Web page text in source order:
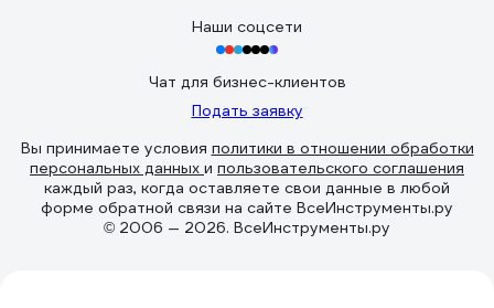
Наши соцсети
Чат для бизнес-клиентов
Подать заявку
Вы принимаете условия политики в отношении обработки
персональных данных и пользовательского соглашения
каждый раз, когда оставляете свои данные в любой
форме обратной связи на сайте ВсеИнструменты.ру
© 2006 — 2026. ВсеИнструменты.ру